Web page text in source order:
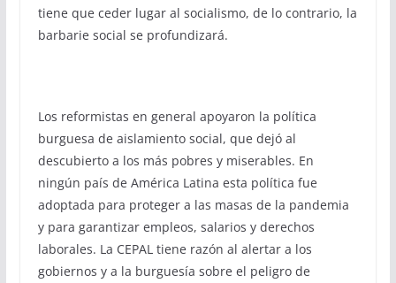
tiene que ceder lugar al socialismo, de lo contrario, la
barbarie social se profundizará.
Los reformistas en general apoyaron la política
burguesa de aislamiento social, que dejó al
descubierto a los más pobres y miserables. En
ningún país de América Latina esta política fue
adoptada para proteger a las masas de la pandemia
y para garantizar empleos, salarios y derechos
laborales. La CEPAL tiene razón al alertar a los
gobiernos y a la burguesía sobre el peligro de